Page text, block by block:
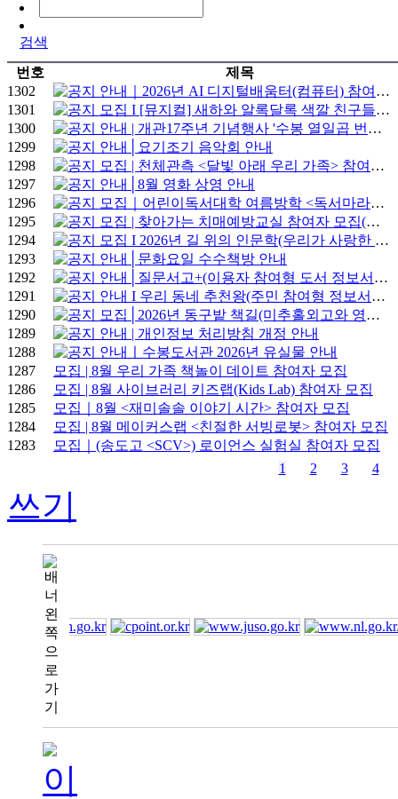
검색
번호
제목
1302
안내｜2026년 AI 디지털배움터(컴퓨터) 참여자 모집 안내
1301
모집 I [뮤지컬] 새하와 알록달록 색깔 친구들
1300
안내 | 개관17주년 기념행사 '수봉 열일곱 번째 북 다이브' 안내
1299
안내│요기조기 음악회 안내
1298
모집 | 천체관측 <달빛 아래 우리 가족> 참여자 모집
1297
안내│8월 영화 상영 안내
1296
모집｜어린이독서대학 여름방학 <독서마라톤> 참여자 모집
1295
모집 | 찾아가는 치매예방교실 참여자 모집(수봉도서관 X 미추홀구 치매안심센터 협력)
1294
모집 I 2026년 길 위의 인문학(우리가 사랑한 도시, 세계의 길에서 인천을 읽다) 참여자 모집
1293
안내│문화요일 수수책방 안내
1292
안내│질문서고+(이용자 참여형 도서 정보서비스) 참여
1291
안내 I 우리 동네 추천왕(주민 참여형 정보서비스) 참여
1290
모집│2026년 동구밭 책길(미추홀외고와 영어책 읽기) 참여자 모집
1289
안내 | 개인정보 처리방침 개정 안내
1288
안내ㅣ수봉도서관 2026년 유실물 안내
1287
모집 | 8월 우리 가족 책놀이 데이트 참여자 모집
1286
모집 | 8월 사이브러리 키즈랩(Kids Lab) 참여자 모집
1285
모집｜8월 <재미솔솔 이야기 시간> 참여자 모집
1284
모집 | 8월 메이커스랩 <친절한 서빙로봇> 참여자 모집
1283
모집｜(송도고 <SCV>) 로이언스 실험실 참여자 모집
1
2 3 4
쓰기